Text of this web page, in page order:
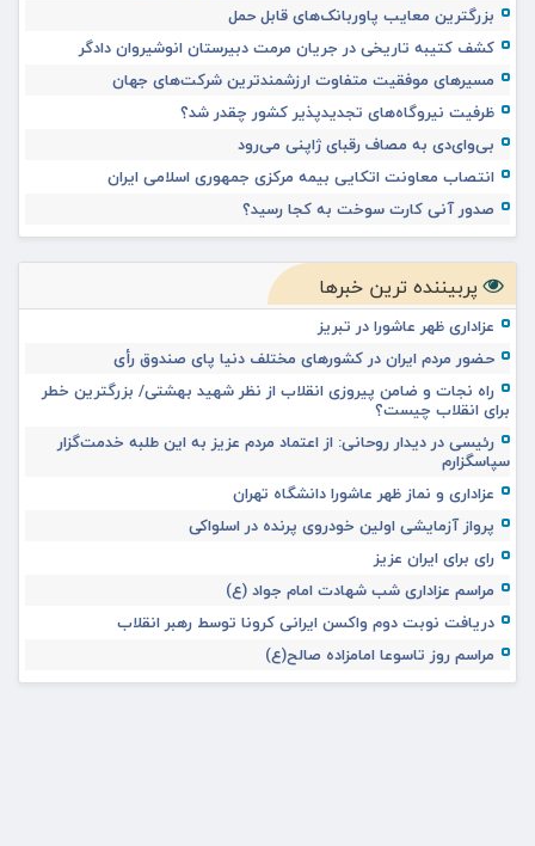
بزرگترین معایب پاوربانک‌های قابل حمل
کشف کتیبه تاریخی در جریان مرمت دبیرستان انوشیروان دادگر
مسیرهای موفقیت متفاوت ارزشمندترین شرکت‌های جهان
ظرفیت نیروگاه‌های تجدیدپذیر کشور چقدر شد؟
بی‌وای‌دی به مصاف رقبای ژاپنی می‌رود
انتصاب معاونت اتکایی بیمه مرکزی جمهوری اسلامی ایران
صدور آنی کارت سوخت به کجا رسید؟
پربیننده ترین خبرها
عزاداری ظهر عاشورا در تبریز
حضور مردم ایران در کشورهای مختلف دنیا پای صندوق رأی
راه نجات و ضامن پیروزی انقلاب از نظر شهید بهشتی/ بزرگترین خطر
برای انقلاب چیست؟
رئیسی در دیدار روحانی: از اعتماد مردم عزیز به این طلبه خدمت‌گزار
سپاسگزارم
عزاداری و نماز ظهر عاشورا دانشگاه تهران
پرواز آزمایشی اولین خودروی پرنده در اسلواکی
رای برای ایران عزیز
مراسم عزاداری شب شهادت امام جواد (ع)
دریافت نوبت دوم واکسن ایرانی کرونا توسط رهبر انقلاب
مراسم روز تاسوعا امامزاده صالح(ع)